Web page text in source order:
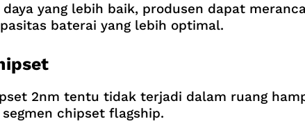
yang lebih baik, produsen dapat
baterai yang lebih optimal.
2nm tentu tidak terjadi dalam ruang
chipset flagship.